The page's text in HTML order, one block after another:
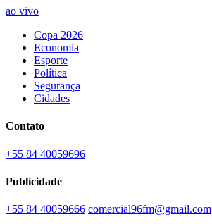
ao vivo
Copa 2026
Economia
Esporte
Política
Segurança
Cidades
Contato
+55 84 40059696
Publicidade
+55 84 40059666 comercial96fm@gmail.com